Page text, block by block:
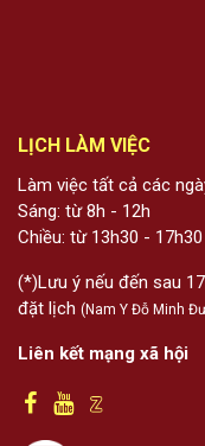
LỊCH LÀM VIỆC
Làm việc tất cả các
Sáng: từ 8h - 12h
Chiều: từ 13h30 - 17h30
(*)Lưu ý nếu đến sau
đặt lịch (Nam Y Đỗ Minh
Liên kết mạng xã hội